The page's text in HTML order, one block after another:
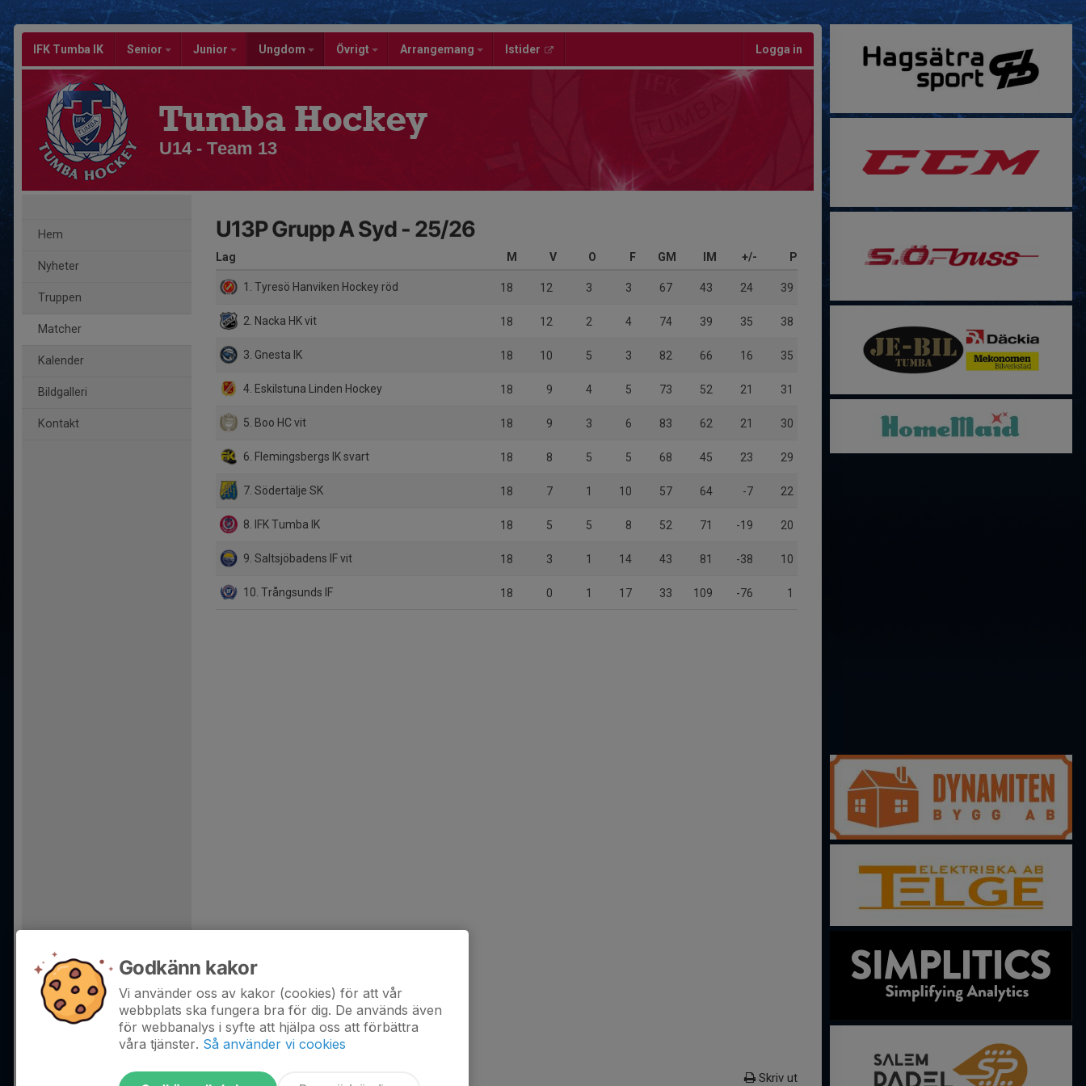
IFK Tumba IK Senior Junior Ungdom Övrigt Arrangemang Istider Logga in
Tumba Hockey
U14 - Team 13
Hem
Nyheter
Truppen
Matcher
Kalender
Bildgalleri
Kontakt
U13P Grupp A Syd - 25/26
Lag M V O F GM IM +/- P
1. Tyresö Hanviken Hockey röd 18 12 3 3 67 43 24 39
2. Nacka HK vit 18 12 2 4 74 39 35 38
3. Gnesta IK 18 10 5 3 82 66 16 35
4. Eskilstuna Linden Hockey 18 9 4 5 73 52 21 31
5. Boo HC vit 18 9 3 6 83 62 21 30
6. Flemingsbergs IK svart 18 8 5 5 68 45 23 29
7. Södertälje SK 18 7 1 10 57 64 -7 22
8. IFK Tumba IK 18 5 5 8 52 71 -19 20
9. Saltsjöbadens IF vit 18 3 1 14 43 81 -38 10
10. Trångsunds IF 18 0 1 17 33 109 -76 1
Skriv ut
Godkänn kakor
Vi använder oss av kakor (cookies) för att vår
webbplats ska fungera bra för dig. De används även
för webbanalys i syfte att hjälpa oss att förbättra
våra tjänster. Så använder vi cookies